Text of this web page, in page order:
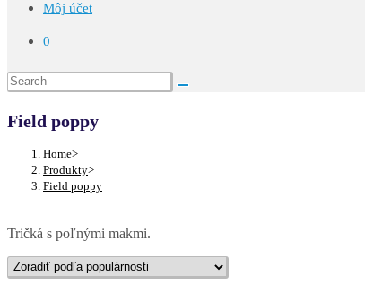
Môj účet
0
Field poppy
Home>
Produkty>
Field poppy
Tričká s poľnými makmi.